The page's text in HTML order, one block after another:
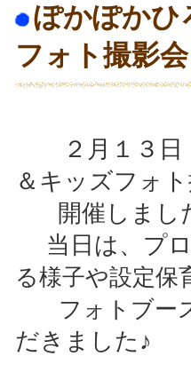
ぽかぽか
フォト撮影
２月１３日
＆キッズフォ
開催しまし
当日は、プロ
る様子や設定保
フォトブース
だきました♪